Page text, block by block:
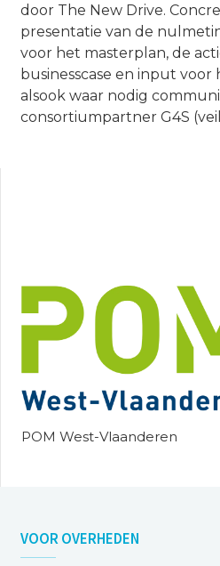
door The New Drive.
presentatie van de
voor het masterplan, de
businesscase en input
alsook waar nodig
consortiumpartner G4S
POM West-Vlaanderen
VOOROVERHEDEN